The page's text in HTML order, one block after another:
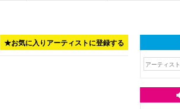
★お気に入りアーティストに登録する